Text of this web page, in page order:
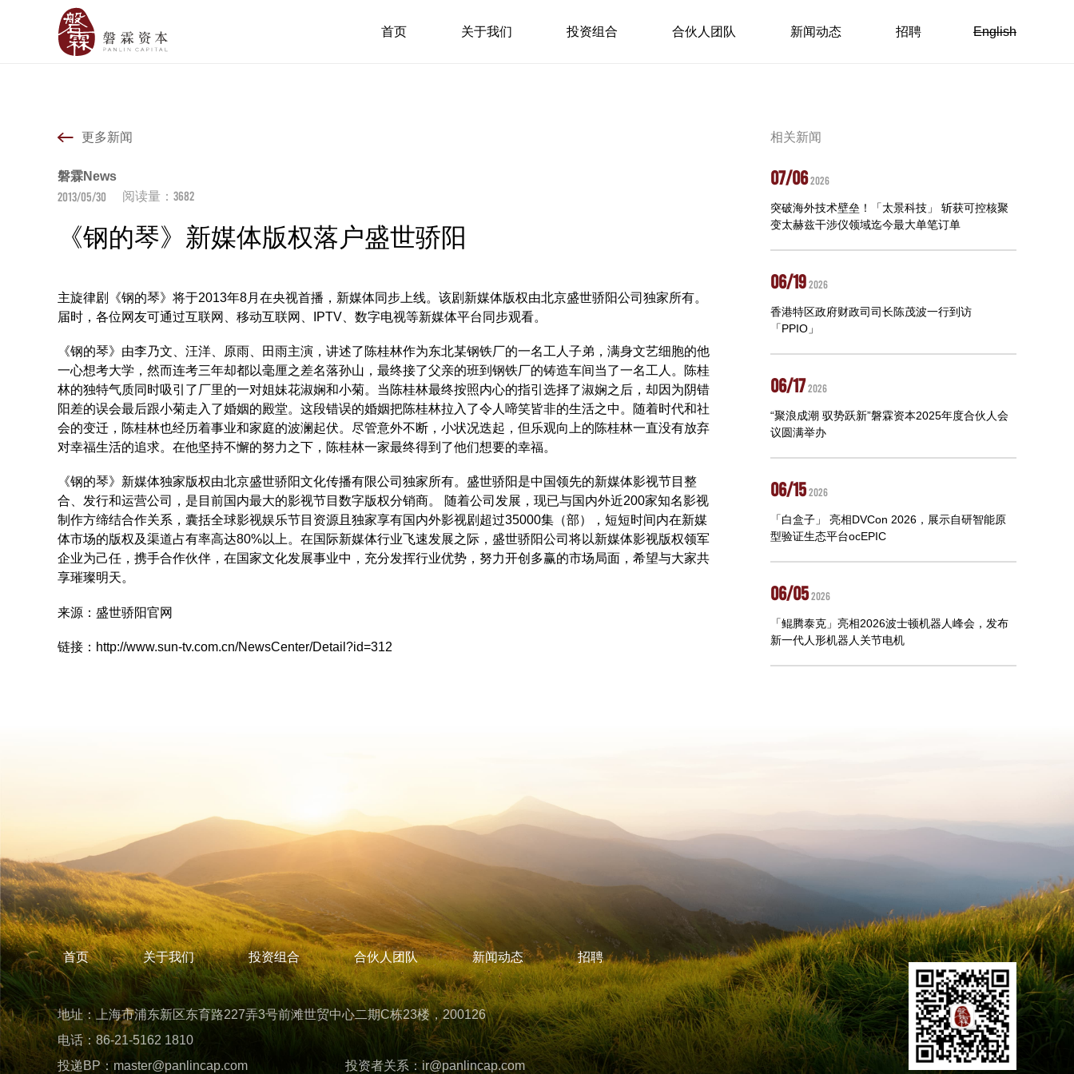
English
首页 关于我们 投资组合 合伙人团队 新闻动态 招聘
更多新闻
磐霖News
2013/05/30 阅读量： 3682
《钢的琴》新媒体版权落户盛世骄阳
主旋律剧《钢的琴》将于2013年8月在央视首播，新媒体同步上线。该剧新媒体版权由北京盛世骄阳公司独家所有。
届时，各位网友可通过互联网、移动互联网、IPTV、数字电视等新媒体平台同步观看。
《钢的琴》由李乃文、汪洋、原雨、田雨主演，讲述了陈桂林作为东北某钢铁厂的一名工人子弟，满身文艺细胞的他
一心想考大学，然而连考三年却都以毫厘之差名落孙山，最终接了父亲的班到钢铁厂的铸造车间当了一名工人。陈桂
林的独特气质同时吸引了厂里的一对姐妹花淑娴和小菊。当陈桂林最终按照内心的指引选择了淑娴之后，却因为阴错
阳差的误会最后跟小菊走入了婚姻的殿堂。这段错误的婚姻把陈桂林拉入了令人啼笑皆非的生活之中。随着时代和社
会的变迁，陈桂林也经历着事业和家庭的波澜起伏。尽管意外不断，小状况迭起，但乐观向上的陈桂林一直没有放弃
对幸福生活的追求。在他坚持不懈的努力之下，陈桂林一家最终得到了他们想要的幸福。
《钢的琴》新媒体独家版权由北京盛世骄阳文化传播有限公司独家所有。盛世骄阳是中国领先的新媒体影视节目整
合、发行和运营公司，是目前国内最大的影视节目数字版权分销商。 随着公司发展，现已与国内外近200家知名影视
制作方缔结合作关系，囊括全球影视娱乐节目资源且独家享有国内外影视剧超过35000集（部），短短时间内在新媒
体市场的版权及渠道占有率高达80%以上。在国际新媒体行业飞速发展之际，盛世骄阳公司将以新媒体影视版权领军
企业为己任，携手合作伙伴，在国家文化发展事业中，充分发挥行业优势，努力开创多赢的市场局面，希望与大家共
享璀璨明天。
来源：盛世骄阳官网
链接： http://www.sun-tv.com.cn/NewsCenter/Detail?id=312
相关新闻
07/062026
突破海外技术壁垒！「太景科技」 斩获可控核聚
变太赫兹干涉仪领域迄今最大单笔订单
06/192026
香港特区政府财政司司长陈茂波一行到访
「PPIO」
06/172026
“聚浪成潮 驭势跃新”磐霖资本2025年度合伙人会
议圆满举办
06/152026
「白盒子」 亮相DVCon 2026，展示自研智能原
型验证生态平台ocEPIC
06/052026
「鲲腾泰克」亮相2026波士顿机器人峰会，发布
新一代人形机器人关节电机
首页 关于我们 投资组合 合伙人团队 新闻动态 招聘
地址：上海市浦东新区东育路227弄3号前滩世贸中心二期C栋23楼，200126
电话：86-21-5162 1810
投递BP：master@panlincap.com 投资者关系：ir@panlincap.com